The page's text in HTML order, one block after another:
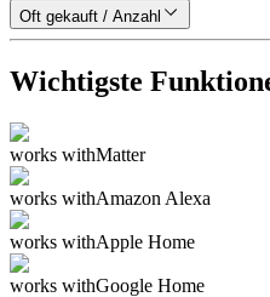
Oft gekauft / Anzahl
Wichtigste
works withMatter
works withAmazon Alexa
works withApple Home
works withGoogle Home